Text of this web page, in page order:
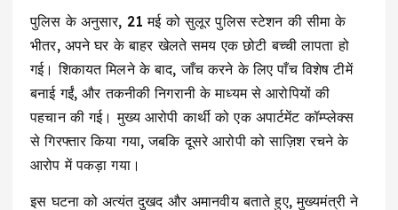
पुलिस के अनुसार, 21 मई को सुलूर पुलिस स्टेशन की सीमा के
भीतर, अपने घर के बाहर खेलते समय एक छोटी बच्ची लापता हो
गई। शिकायत मिलने के बाद, जाँच करने के लिए पाँच विशेष टीमें
बनाई गईं, और तकनीकी निगरानी के माध्यम से आरोपियों की
पहचान की गई। मुख्य आरोपी कार्थी को एक अपार्टमेंट कॉम्प्लेक्स
से गिरफ्तार किया गया, जबकि दूसरे आरोपी को साज़िश रचने के
आरोप में पकड़ा गया।
इस घटना को अत्यंत दुखद और अमानवीय बताते हुए, मुख्यमंत्री ने